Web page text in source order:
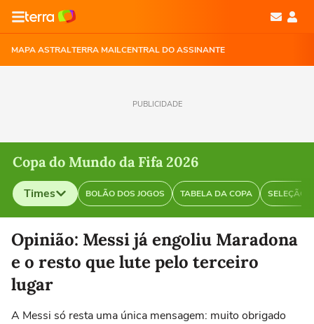
MAPA ASTRALTERRA MAILCENTRAL DO ASSINANTE
PUBLICIDADE
Copa do Mundo da Fifa 2026
Times BOLÃO DOS JOGOS TABELA DA COPA SELEÇÃO
Selecione o time para ver as notícias
Opinião: Messi já engoliu Maradona
e o resto que lute pelo terceiro
lugar
A Messi só resta uma única mensagem: muito obrigado